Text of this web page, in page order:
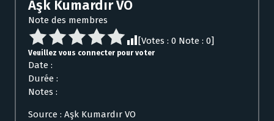
Aşk Kumardır VO
Note des membres
[Votes : 0 Note : 0]
Veuillez vous connecter pour voter
Date :
Durée :
Notes :
Source : Aşk Kumardır VO